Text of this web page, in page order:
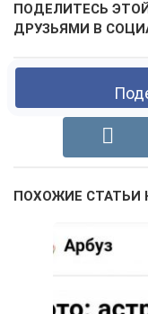
ПОДЕЛИТЕСЬ
ДРУЗЬЯМИ В
ПОХОЖИЕ СТАТЬИ